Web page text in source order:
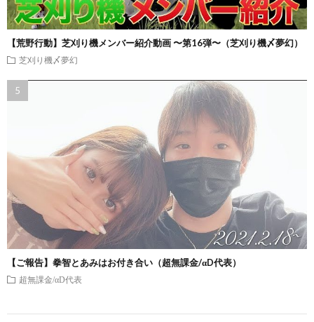
【荒野行動】芝刈り機メンバー紹介動画 〜第16弾〜（芝刈り機〆夢幻）
芝刈り機〆夢幻
【ご報告】拳智とあみはお付き合い（超無課金/αD代表）
超無課金/αD代表